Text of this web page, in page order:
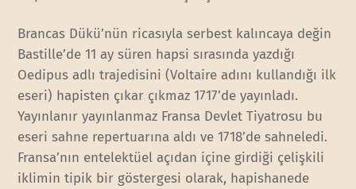
Brancas Dükü’nün ricasıyla serbest kalıncaya değin
Bastille’de 11 ay süren hapsi sırasında yazdığı
Oedipus adlı trajedisini (Voltaire adını kullandığı ilk
eseri) hapisten çıkar çıkmaz 1717’de yayınladı.
Yayınlanır yayınlanmaz Fransa Devlet Tiyatrosu bu
eseri sahne repertuarına aldı ve 1718’de sahneledi.
Fransa’nın entelektüel açıdan içine girdiği çelişkili
iklimin tipik bir göstergesi olarak, hapishanede